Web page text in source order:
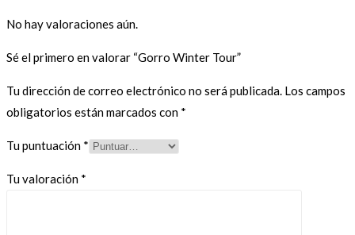
No hay valoraciones aún.
Sé el primero en valorar “Gorro Winter Tour”
Tu dirección de correo electrónico no será publicada. Los campos
obligatorios están marcados con *
Tu puntuación *
Tu valoración *